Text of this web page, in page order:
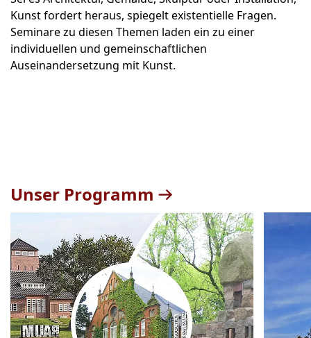
Kunst fordert heraus, spiegelt existentielle Fragen.
Seminare zu diesen Themen laden ein zu einer
individuellen und gemeinschaftlichen
Auseinandersetzung mit Kunst.
Unser Programm
Teaser1bis2von23sichtbar.